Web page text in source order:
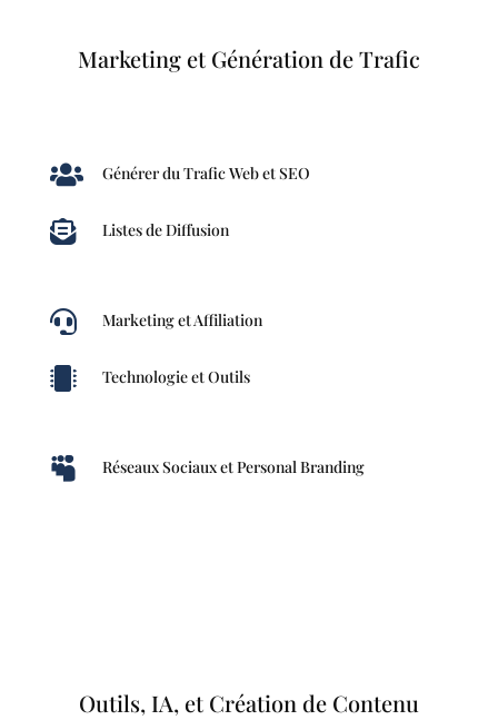
Marketing et Génération de Trafic
 Générer du Trafic Web et SEO
 Listes de Diffusion
 Marketing et Affiliation
 Technologie et Outils
 Réseaux Sociaux et Personal Branding
Outils, IA, et Création de Contenu